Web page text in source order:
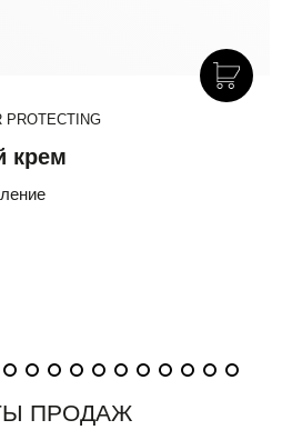
PROTECTING
крем
ПРОДАЖ